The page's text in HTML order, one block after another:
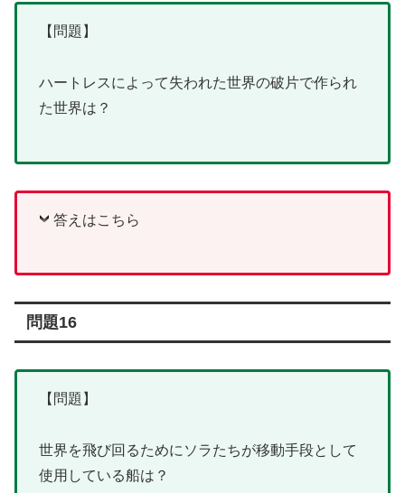
【問題】
ハートレスによって失われた世界の破片で作られ
た世界は？
答えはこちら
問題16
【問題】
世界を飛び回るためにソラたちが移動手段として
使用している船は？